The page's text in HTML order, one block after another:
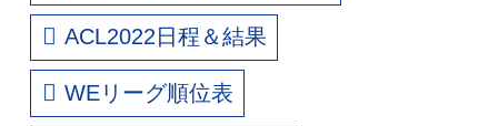
ACL2022日程＆結果
WEリーグ順位表